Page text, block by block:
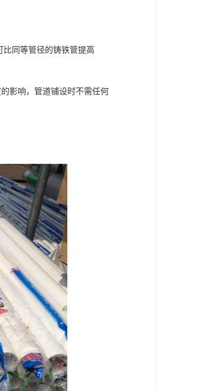
比同等管径的铸铁管提高
影响，管道铺设时不需任何